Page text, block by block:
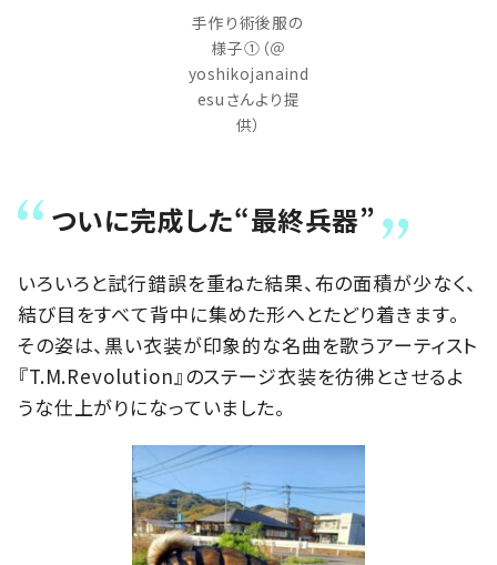
手作り術後服の
様子①（＠
yoshikojanaind
esuさんより提
供）
ついに完成した“最終兵器”
いろいろと試行錯誤を重ねた結果、布の面積が少なく、
結び目をすべて背中に集めた形へとたどり着きます。
その姿は、黒い衣装が印象的な名曲を歌うアーティスト
『T.M.Revolution』のステージ衣装を彷彿とさせるよ
うな仕上がりになっていました。